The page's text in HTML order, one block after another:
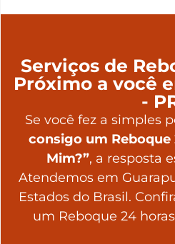
Serviços de
Próximo a você
-
Se você fez a simples
consigo um Reboque
Mim?”, a resposta
Atendemos em
Estados do Brasil.
um Reboque 24